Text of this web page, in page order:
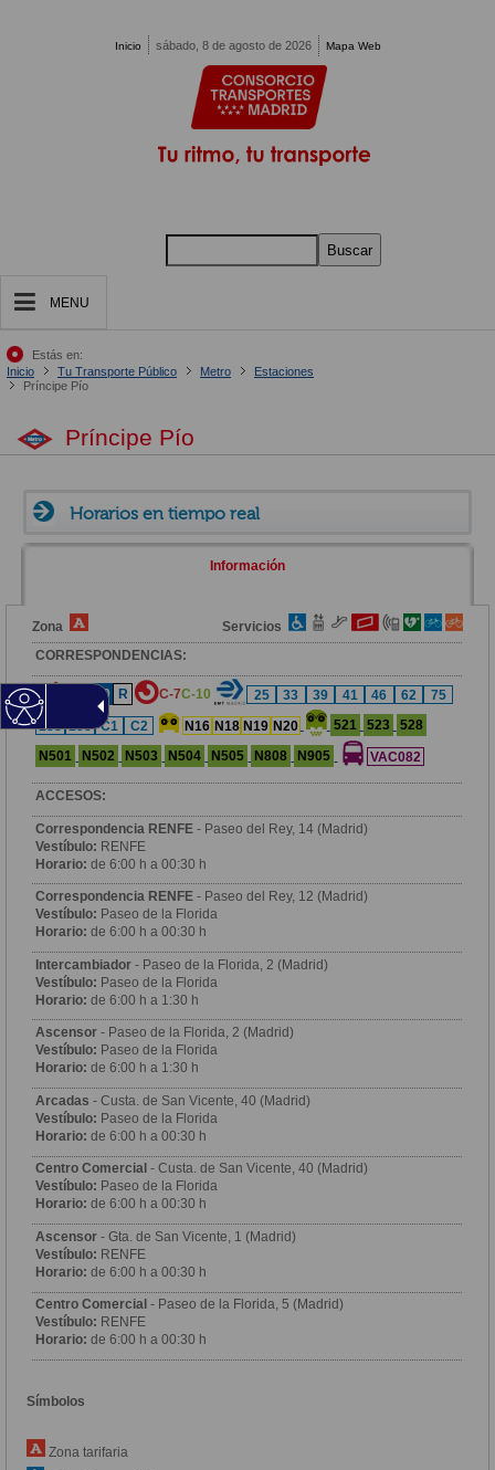
Inicio sábado, 8 de agosto de 2026 Mapa Web
Buscar
MENU
Estás en:
Inicio
Tu Transporte Público Metro
Estaciones
Príncipe Pío
Príncipe Pío
Horarios en tiempo real
Información
Zona
Servicios
CORRESPONDENCIAS:
10 R C-7C-10 25 33 39 41 46 62
75
138 158 C1 C2 N16 N18 N19 N20 521 523
528
N501
N502 N503 N504 N505 N808 N905 VAC082
ACCESOS:
Correspondencia RENFE - Paseo del Rey, 14 (Madrid)
Vestíbulo: RENFE
Horario: de 6:00 h a 00:30 h
Correspondencia RENFE - Paseo del Rey, 12 (Madrid)
Vestíbulo: Paseo de la Florida
Horario: de 6:00 h a 00:30 h
Intercambiador - Paseo de la Florida, 2 (Madrid)
Vestíbulo: Paseo de la Florida
Horario: de 6:00 h a 1:30 h
Ascensor - Paseo de la Florida, 2 (Madrid)
Vestíbulo: Paseo de la Florida
Horario: de 6:00 h a 1:30 h
Arcadas - Custa. de San Vicente, 40 (Madrid)
Vestíbulo: Paseo de la Florida
Horario: de 6:00 h a 00:30 h
Centro Comercial - Custa. de San Vicente, 40 (Madrid)
Vestíbulo: Paseo de la Florida
Horario: de 6:00 h a 00:30 h
Ascensor - Gta. de San Vicente, 1 (Madrid)
Vestíbulo: RENFE
Horario: de 6:00 h a 00:30 h
Centro Comercial - Paseo de la Florida, 5 (Madrid)
Vestíbulo: RENFE
Horario: de 6:00 h a 00:30 h
Símbolos
Zona tarifaria